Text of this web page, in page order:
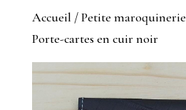
Accueil /Petite maroquinerie
Porte-cartes en cuir noir